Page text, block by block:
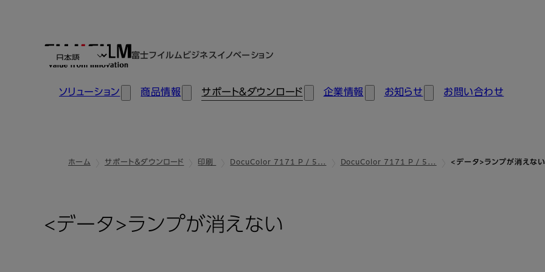
富士フイルムビジネスイノベーション
ソリューション 商品情報 サポート＆ダウンロード 企業情報 お知らせ お問い合わせ
ホーム サポート＆ダウンロード 印刷 DocuColor 7171 P / 5… DocuColor 7171 P / 5… <データ>ランプが消えな
<データ>ランプが消えない